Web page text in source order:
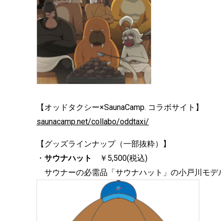
【オッドタクシー×SaunaCamp. コラボサイト】
saunacamp.net/collabo/oddtaxi/
【グッズラインナップ（一部抜粋）】
・ サウナハット
￥5,500(税込)
サウナーの必需品「サウナハット」の小戸川モデ